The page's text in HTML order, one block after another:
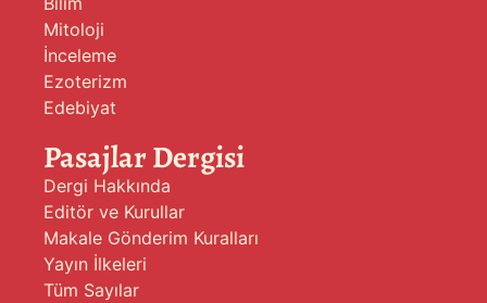
Mitoloji
İnceleme
Ezoterizm
Edebiyat
Pasajlar Dergisi
Dergi Hakkında
Editör ve Kurullar
Makale Gönderim Kuralları
Yayın İlkeleri
Tüm Sayılar